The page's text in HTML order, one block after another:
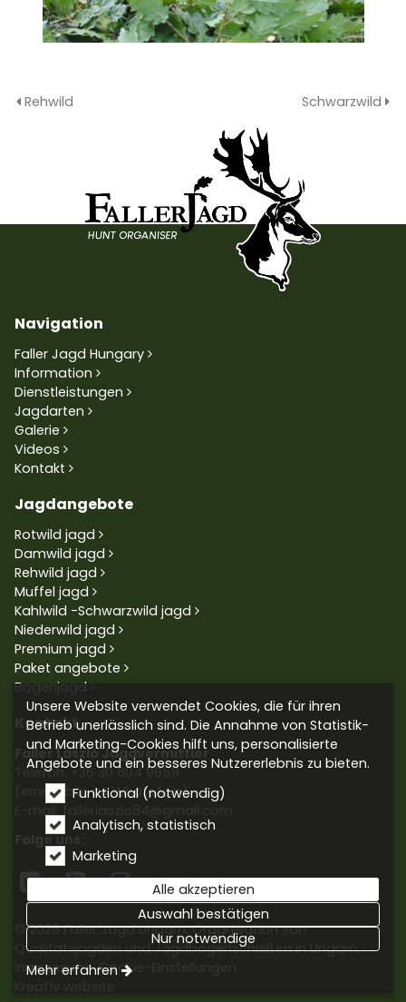
Rehwild Schwarzwild
Navigation
Faller Jagd Hungary
Information
Dienstleistungen
Jagdarten
Galerie
Videos
Kontakt
Jagdangebote
Rotwild jagd
Damwild jagd
Rehwild jagd
Muffel jagd
Kahlwild -Schwarzwild jagd
Niederwild jagd
Premium jagd
Paket angebote
Bogenjagd
Kontakt
Faller László Jagdvermittler
Telefon:+36 30 604 9659
(erreichbar an WhatsApp)
Folge uns:
  
© 2026 Faller Jagd Ungarn. Organisation von
Qualitätsjagden und Jagdbogenschießen in Ungarn.
Impressum Cookie-Einstellungen
Unsere Website verwendet Cookies, die für ihren
Betrieb unerlässlich sind. Die Annahme von Statistik-
und Marketing-Cookies hilft uns, personalisierte
Angebote und ein besseres Nutzererlebnis zu bieten.
Funktional (notwendig)
Analytisch, statistisch
Marketing
Alle akzeptieren
Auswahl bestätigen
Nur notwendige
Mehr erfahren